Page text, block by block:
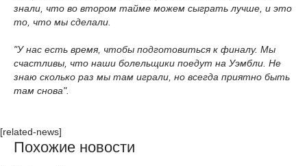
знали, что во втором тайме можем сыграть лучше, и это
то, что мы сделали.
"У нас есть время, чтобы подготовиться к финалу. Мы
счастливы, что наши болельщики поедут на Уэмбли. Не
знаю сколько раз мы там играли, но всегда приятно быть
там снова".
[related-news]
Похожие новости